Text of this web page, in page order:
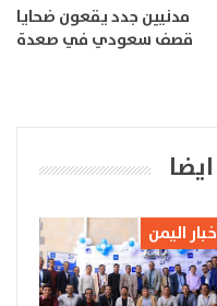
مدنيين جدد يقعون ضحايا
قصف سعودي في صعدة
اليمن